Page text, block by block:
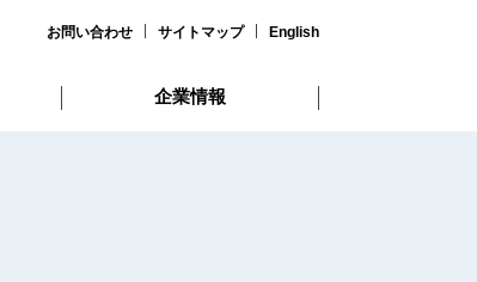
お問い合わせ サイトマップ English
企業情報